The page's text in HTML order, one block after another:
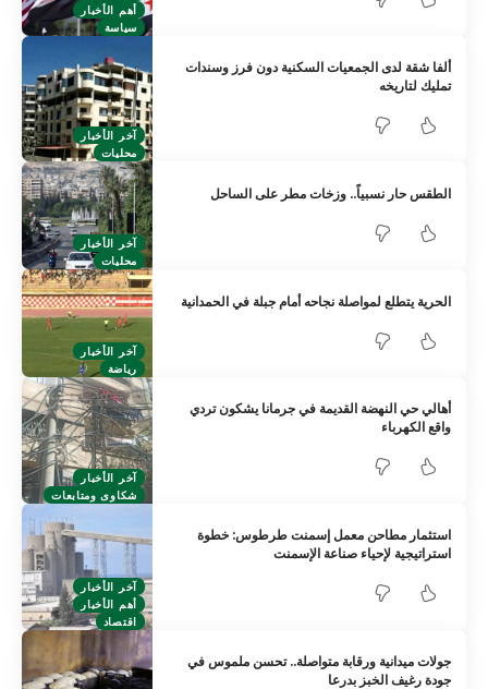
أهم الأخبار
سياسة
آخر الأخبار
محليات
ألفا شقة لدى الجمعيات السكنية دون فرز وسندات
تمليك لتاريخه
آخر الأخبار
محليات
الطقس حار نسبياً.. وزخات مطر على الساحل
آخر الأخبار
رياضة
الحرية يتطلع لمواصلة نجاحه أمام جبلة في الحمدانية
آخر الأخبار
شكاوى ومتابعات
أهالي حي النهضة القديمة في جرمانا يشكون تردي
واقع الكهرباء
آخر الأخبار
أهم الأخبار
اقتصاد
استثمار مطاحن معمل إسمنت طرطوس: خطوة
استراتيجية لإحياء صناعة الإسمنت
جولات ميدانية ورقابة متواصلة.. تحسن ملموس في
جودة رغيف الخبز بدرعا